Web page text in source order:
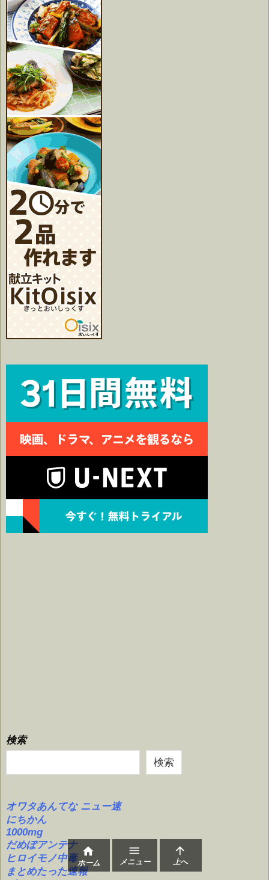
検索
検索
オワタあんてな ニュー速
にちかん
1000mg
だめぽアンテナ
ヒロイモノ中毒
まとめたった速報

ホーム

メニュー

上へ